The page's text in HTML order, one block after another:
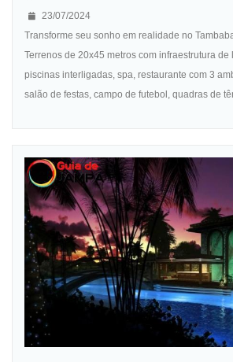
23/07/2024
Transforme seu sonho em realidade no
Terrenos de 20x45 metros com infraestrutura de
piscinas interligadas, spa, restaurante com 3
salão de festas, campo de futebol, quadras de